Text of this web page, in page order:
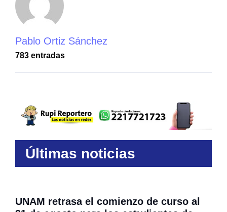
Pablo Ortiz Sánchez
783 entradas
Últimas noticias
UNAM retrasa el comienzo de curso al